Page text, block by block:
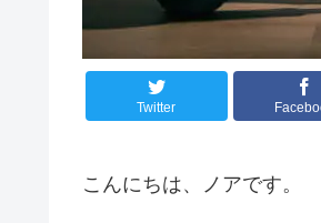
Twitter
こんにちは、ノアです。